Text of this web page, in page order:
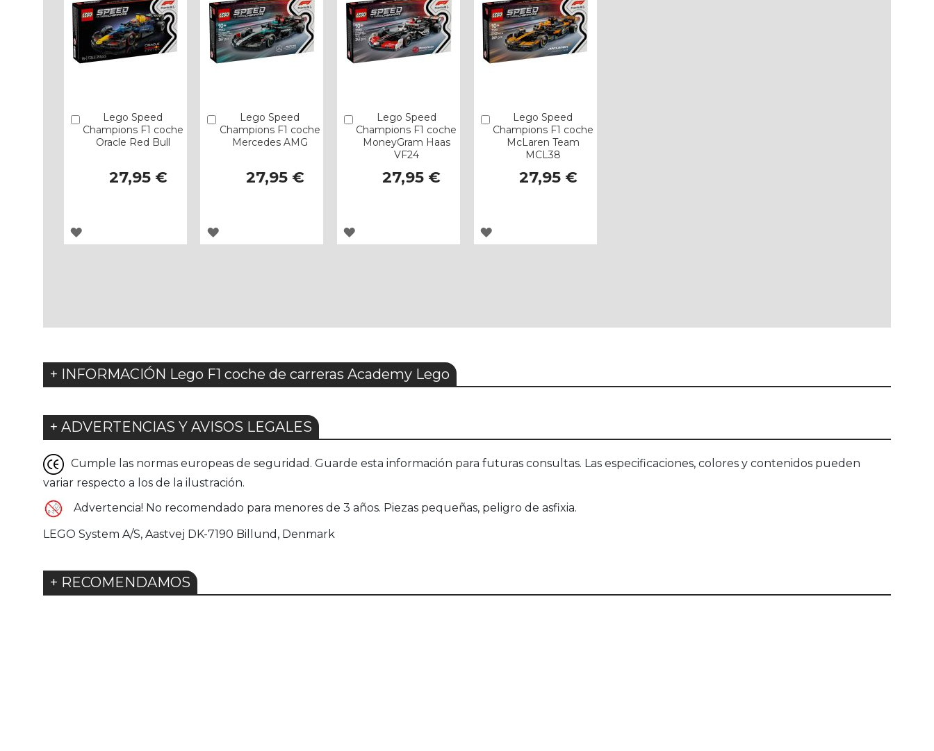
Lego Speed
Champions F1 coche
Oracle Red Bull
27,95 €
Añadir
AGREGAR
Lego Speed
Champions F1 coche
Mercedes AMG
27,95 €
Añadir
AGREGAR
Lego Speed
Champions F1 coche
MoneyGram Haas
VF24
27,95 €
Añadir
AGREGAR
Lego Speed
Champions F1 coche
McLaren Team
MCL38
27,95 €
Añadir
AGREGAR
+ INFORMACIÓN Lego F1 coche de carreras Academy Lego
+ ADVERTENCIAS Y AVISOS LEGALES
Cumple las normas europeas de seguridad. Guarde esta información para futuras consultas. Las especificaciones, colores y contenidos pueden
variar respecto a los de la ilustración.
Advertencia! No recomendado para menores de 3 años. Piezas pequeñas, peligro de asfixia.
LEGO System A/S, Aastvej DK-7190 Billund, Denmark
+ RECOMENDAMOS